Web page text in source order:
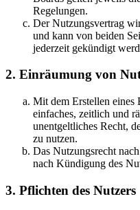
Regelungen.
Der Nutzungsvertrag
und kann von beiden
jederzeit gekündigt
2. Einräumung von
Mit dem Erstellen eines
einfaches, zeitlich und
unentgeltliches Recht,
zu nutzen.
Das Nutzungsrecht
nach Kündigung des
3. Pflichten des Nutzers